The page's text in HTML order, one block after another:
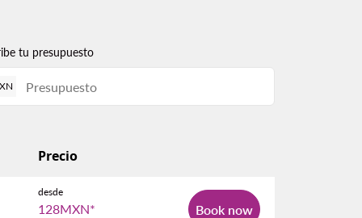
tu presupuesto
Precio
desde
128MXN* Book now